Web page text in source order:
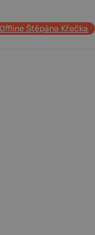
Offline Štěpána Křečka